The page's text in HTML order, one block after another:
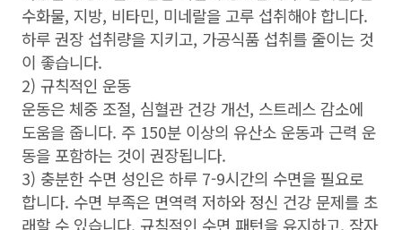
수화물, 지방, 비타민, 미네랄을 고루 섭취해야 합니다.
하루 권장 섭취량을 지키고, 가공식품 섭취를 줄이는 것
이 좋습니다.
2) 규칙적인 운동
운동은 체중 조절, 심혈관 건강 개선, 스트레스 감소에
도움을 줍니다. 주 150분 이상의 유산소 운동과 근력 운
동을 포함하는 것이 권장됩니다.
3) 충분한 수면 성인은 하루 7-9시간의 수면을 필요로
합니다. 수면 부족은 면역력 저하와 정신 건강 문제를 초
래할 수 있습니다. 규칙적인 수면 패턴을 유지하고, 잠자